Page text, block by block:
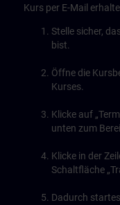
Kurs per E-Mail
Stelle sicher,
bist.
Öffne die
Kurses.
Klicke auf
unten zum
Klicke in der
Schaltfläche
Dadurch